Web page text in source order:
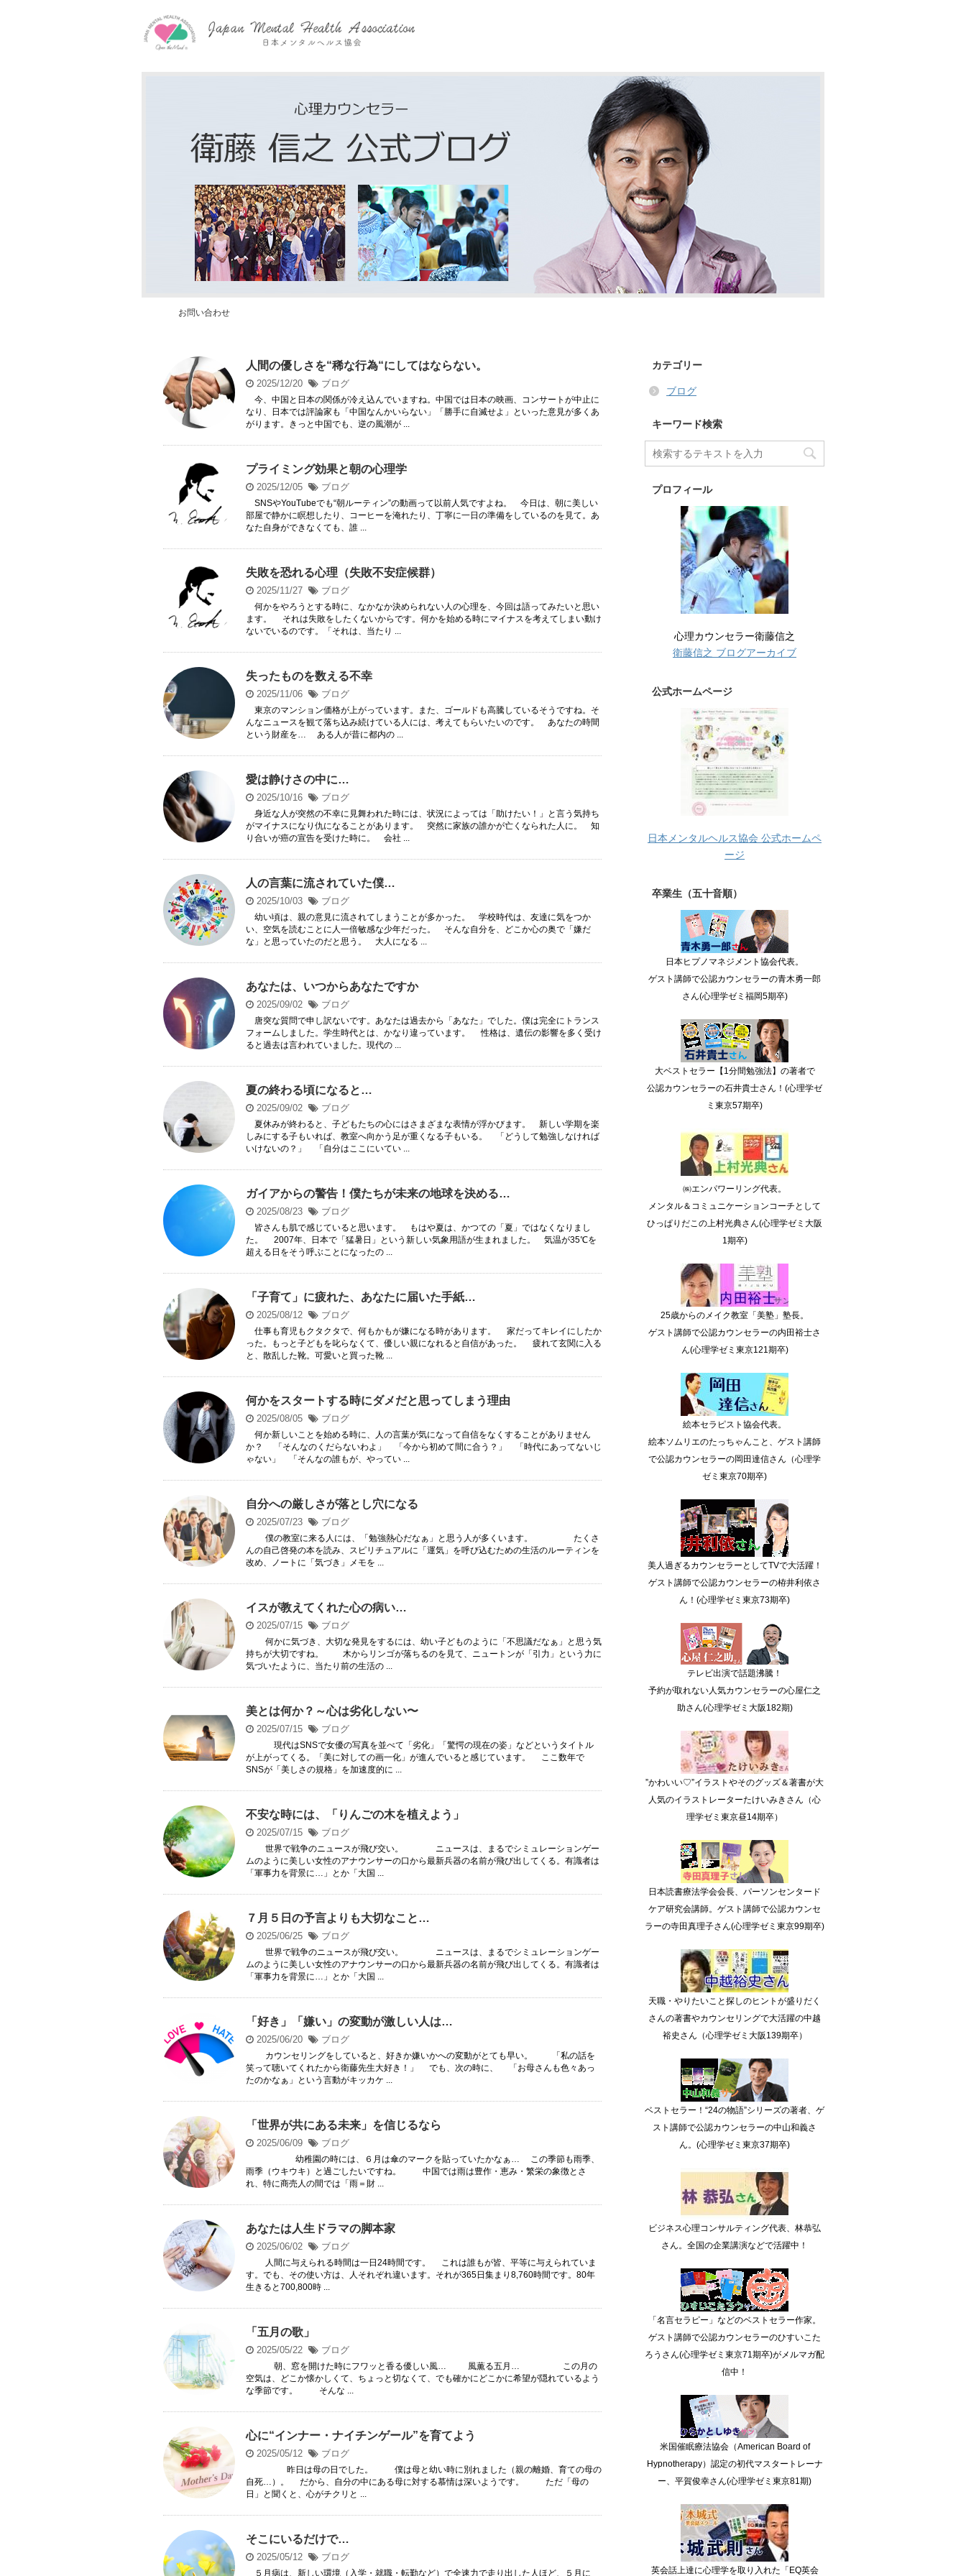
お問い合わせ
人間の優しさを“稀な行為“にしてはならない。
2025/12/20 ブログ
今、中国と日本の関係が冷え込んでいますね。中国では日本の映画、コンサートが中止に
なり、日本では評論家も「中国なんかいらない」「勝手に自滅せよ」といった意見が多くあ
がります。きっと中国でも、逆の風潮が ...
プライミング効果と朝の心理学
2025/12/05 ブログ
SNSやYouTubeでも“朝ルーティン”の動画って以前人気ですよね。 今日は、朝に美しい
部屋で静かに瞑想したり、コーヒーを淹れたり、丁寧に一日の準備をしているのを見て。あ
なた自身ができなくても、誰 ...
失敗を恐れる心理（失敗不安症候群）
2025/11/27 ブログ
何かをやろうとする時に、なかなか決められない人の心理を、今回は語ってみたいと思い
ます。 それは失敗をしたくないからです。何かを始める時にマイナスを考えてしまい動け
ないでいるのです。「それは、当たり ...
失ったものを数える不幸
2025/11/06 ブログ
東京のマンション価格が上がっています。また、ゴールドも高騰しているそうですね。そ
んなニュースを観て落ち込み続けている人には、考えてもらいたいのです。 あなたの時間
という財産を… ある人が昔に都内の ...
愛は静けさの中に…
2025/10/16 ブログ
身近な人が突然の不幸に見舞われた時には、状況によっては「助けたい！」と言う気持ち
がマイナスになり仇になることがあります。 突然に家族の誰かが亡くなられた人に。 知
り合いが癌の宣告を受けた時に。 会社 ...
人の言葉に流されていた僕…
2025/10/03 ブログ
幼い頃は、親の意見に流されてしまうことが多かった。 学校時代は、友達に気をつか
い、空気を読むことに人一倍敏感な少年だった。 そんな自分を、どこか心の奥で「嫌だ
な」と思っていたのだと思う。 大人になる ...
あなたは、いつからあなたですか
2025/09/02 ブログ
唐突な質問で申し訳ないです。あなたは過去から「あなた」でした。僕は完全にトランス
フォームしました。学生時代とは、かなり違っています。 性格は、遺伝の影響を多く受け
ると過去は言われていました。現代の ...
夏の終わる頃になると…
2025/09/02 ブログ
夏休みが終わると、子どもたちの心にはさまざまな表情が浮かびます。 新しい学期を楽
しみにする子もいれば、教室へ向かう足が重くなる子もいる。 「どうして勉強しなければ
いけないの？」 「自分はここにいてい ...
ガイアからの警告！僕たちが未来の地球を決める…
2025/08/23 ブログ
皆さんも肌で感じていると思います。 もはや夏は、かつての「夏」ではなくなりまし
た。 2007年、日本で「猛暑日」という新しい気象用語が生まれました。 気温が35℃を
超える日をそう呼ぶことになったの ...
「子育て」に疲れた、あなたに届いた手紙…
2025/08/12 ブログ
仕事も育児もクタクタで、何もかもが嫌になる時があります。 家だってキレイにしたか
った。もっと子どもを叱らなくて、優しい親になれると自信があった。 疲れて玄関に入る
と、散乱した靴。可愛いと買った靴 ...
何かをスタートする時にダメだと思ってしまう理由
2025/08/05 ブログ
何か新しいことを始める時に、人の言葉が気になって自信をなくすることがありません
か？ 「そんなのくだらないわよ」 「今から初めて間に合う？」 「時代にあってないじ
ゃない」 「そんなの誰もが、やってい ...
自分への厳しさが落とし穴になる
2025/07/23 ブログ
僕の教室に来る人には、「勉強熱心だなぁ」と思う人が多くいます。 たくさ
んの自己啓発の本を読み、スピリチュアルに「運気」を呼び込むための生活のルーティンを
改め、ノートに「気づき」メモを ...
イスが教えてくれた心の病い…
2025/07/15 ブログ
何かに気づき、大切な発見をするには、幼い子どものように「不思議だなぁ」と思う気
持ちが大切ですね。 木からリンゴが落ちるのを見て、ニュートンが「引力」という力に
気づいたように、当たり前の生活の ...
美とは何か？～心は劣化しない〜
2025/07/15 ブログ
現代はSNSで女優の写真を並べて「劣化」「驚愕の現在の姿」などというタイトル
が上がってくる。「美に対しての画一化」が進んでいると感じています。 ここ数年で
SNSが「美しさの規格」を加速度的に ...
不安な時には、「りんごの木を植えよう」
2025/07/15 ブログ
世界で戦争のニュースが飛び交い。 ニュースは、まるでシミュレーションゲー
ムのように美しい女性のアナウンサーの口から最新兵器の名前が飛び出してくる。有識者は
「軍事力を背景に…」とか「大国 ...
７月５日の予言よりも大切なこと…
2025/06/25 ブログ
世界で戦争のニュースが飛び交い。 ニュースは、まるでシミュレーションゲー
ムのように美しい女性のアナウンサーの口から最新兵器の名前が飛び出してくる。有識者は
「軍事力を背景に…」とか「大国 ...
「好き」「嫌い」の変動が激しい人は…
2025/06/20 ブログ
カウンセリングをしていると、好きか嫌いかへの変動がとても早い。 「私の話を
笑って聴いてくれたから衛藤先生大好き！」 でも、次の時に、 「お母さんも色々あっ
たのかなぁ」という言動がキッカケ ...
「世界が共にある未来」を信じるなら
2025/06/09 ブログ
幼稚園の時には、６月は傘のマークを貼っていたかなぁ… この季節も雨季、
雨季（ウキウキ）と過ごしたいですね。 中国では雨は豊作・恵み・繁栄の象徴とさ
れ、特に商売人の間では「雨＝財 ...
あなたは人生ドラマの脚本家
2025/06/02 ブログ
人間に与えられる時間は一日24時間です。 これは誰もが皆、平等に与えられていま
す。でも、その使い方は、人それぞれ違います。それが365日集まり8,760時間です。80年
生きると700,800時 ...
「五月の歌」
2025/05/22 ブログ
朝、窓を開けた時にフワッと香る優しい風… 風薫る五月… この月の
空気は、どこか懐かしくて、ちょっと切なくて、でも確かにどこかに希望が隠れているよう
な季節です。 そんな ...
心に“インナー・ナイチンゲール”を育てよう
2025/05/12 ブログ
昨日は母の日でした。 僕は母と幼い時に別れました（親の離婚、育ての母の
自死…）。 だから、自分の中にある母に対する慕情は深いようです。 ただ「母の
日」と聞くと、心がチクリと ...
そこにいるだけで…
2025/05/12 ブログ
５月病は、新しい環境（入学・就職・転勤など）で全速力で走り出した人ほど、５月に
カテゴリー
ブログ
キーワード検索
プロフィール
心理カウンセラー衛藤信之
衛藤信之 ブログアーカイブ
公式ホームページ
日本メンタルヘルス協会 公式ホームペ
ージ
卒業生（五十音順）
日本ヒプノマネジメント協会代表。
ゲスト講師で公認カウンセラーの青木勇一郎
さん(心理学ゼミ福岡5期卒)
大ベストセラー【1分間勉強法】の著者で
公認カウンセラーの石井貴士さん！(心理学ゼ
ミ東京57期卒)
㈱エンパワーリング代表。
メンタル＆コミュニケーションコーチとして
ひっぱりだこの上村光典さん(心理学ゼミ大阪
1期卒)
25歳からのメイク教室「美塾」塾長。
ゲスト講師で公認カウンセラーの内田裕士さ
ん(心理学ゼミ東京121期卒)
絵本セラピスト協会代表。
絵本ソムリエのたっちゃんこと、ゲスト講師
で公認カウンセラーの岡田達信さん（心理学
ゼミ東京70期卒)
美人過ぎるカウンセラーとしてTVで大活躍！
ゲスト講師で公認カウンセラーの栫井利依さ
ん！(心理学ゼミ東京73期卒)
テレビ出演で話題沸騰！
予約が取れない人気カウンセラーの心屋仁之
助さん(心理学ゼミ大阪182期)
”かわいい♡”イラストやそのグッズ＆著書が大
人気のイラストレーターたけいみきさん（心
理学ゼミ東京昼14期卒）
日本読書療法学会会長、パーソンセンタード
ケア研究会講師。ゲスト講師で公認カウンセ
ラーの寺田真理子さん(心理学ゼミ東京99期卒)
天職・やりたいこと探しのヒントが盛りだく
さんの著書やカウンセリングで大活躍の中越
裕史さん（心理学ゼミ大阪139期卒）
ベストセラー！“24の物語”シリーズの著者、ゲ
スト講師で公認カウンセラーの中山和義さ
ん。(心理学ゼミ東京37期卒)
ビジネス心理コンサルティング代表、林恭弘
さん。全国の企業講演などで活躍中！
「名言セラピー」などのベストセラー作家。
ゲスト講師で公認カウンセラーのひすいこた
ろうさん(心理学ゼミ東京71期卒)がメルマガ配
信中！
米国催眠療法協会（American Board of
Hypnotherapy）認定の初代マスタートレーナ
ー、平賀俊幸さん(心理学ゼミ東京81期)
英会話上達に心理学を取り入れた「EQ英会